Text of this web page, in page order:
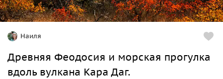
Наиля
Древняя Феодосия и морская прогулка
вдоль вулкана Кара Даг.